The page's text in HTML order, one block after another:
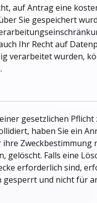
auf Antrag eine
Sie gespeichert
Ihr Recht auf
verarbeitet wurden,
gesetzlichen
haben Sie ein
gelöscht. Falls eine
erforderlich sind,
gesperrt und nicht für